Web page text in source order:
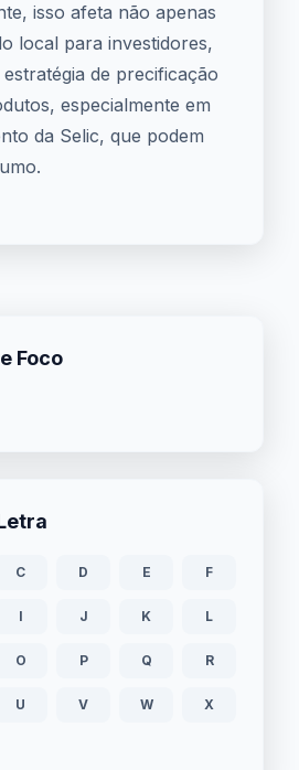
isso afeta não apenas
local para investidores,
de precificação
especialmente em
da Selic, que podem
Foco
C D E F
I J K L
O P Q R
U V W X